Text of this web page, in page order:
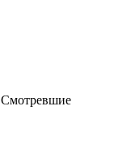
Смотревшие